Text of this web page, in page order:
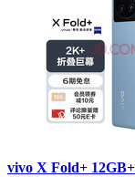
vivo X Fold+